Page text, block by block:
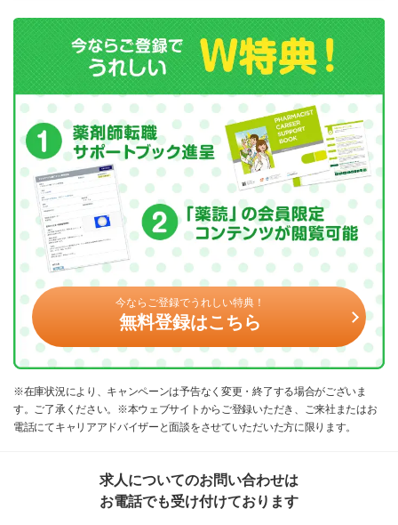
今ならご登録でうれしい特典！
無料登録はこちら
※在庫状況により、キャンペーンは予告なく変更・終了する場合がございま
す。ご了承ください。※本ウェブサイトからご登録いただき、ご来社またはお
電話にてキャリアアドバイザーと面談をさせていただいた方に限ります。
求人についてのお問い合わせは
お電話でも受け付けております